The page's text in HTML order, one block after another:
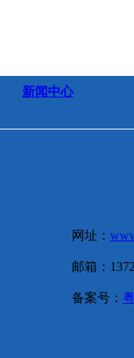
新闻中心
网址：
邮箱：
备案号：